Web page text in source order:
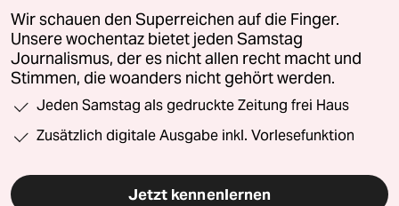
Wir schauen den Superreichen auf die Finger.
Unsere wochentaz bietet jeden Samstag
Journalismus, der es nicht allen recht macht und
Stimmen, die woanders nicht gehört werden.
Jeden Samstag als gedruckte Zeitung frei Haus
Zusätzlich digitale Ausgabe inkl. Vorlesefunktion
Jetzt kennenlernen